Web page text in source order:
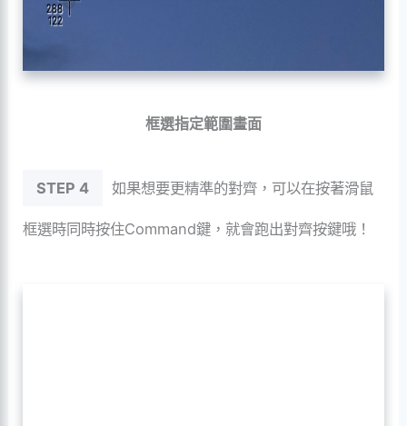
框選指定範圍畫面
STEP 4 如果想要更精準的對齊，可以在按著滑鼠
框選時同時按住Command鍵，就會跑出對齊按鍵哦！